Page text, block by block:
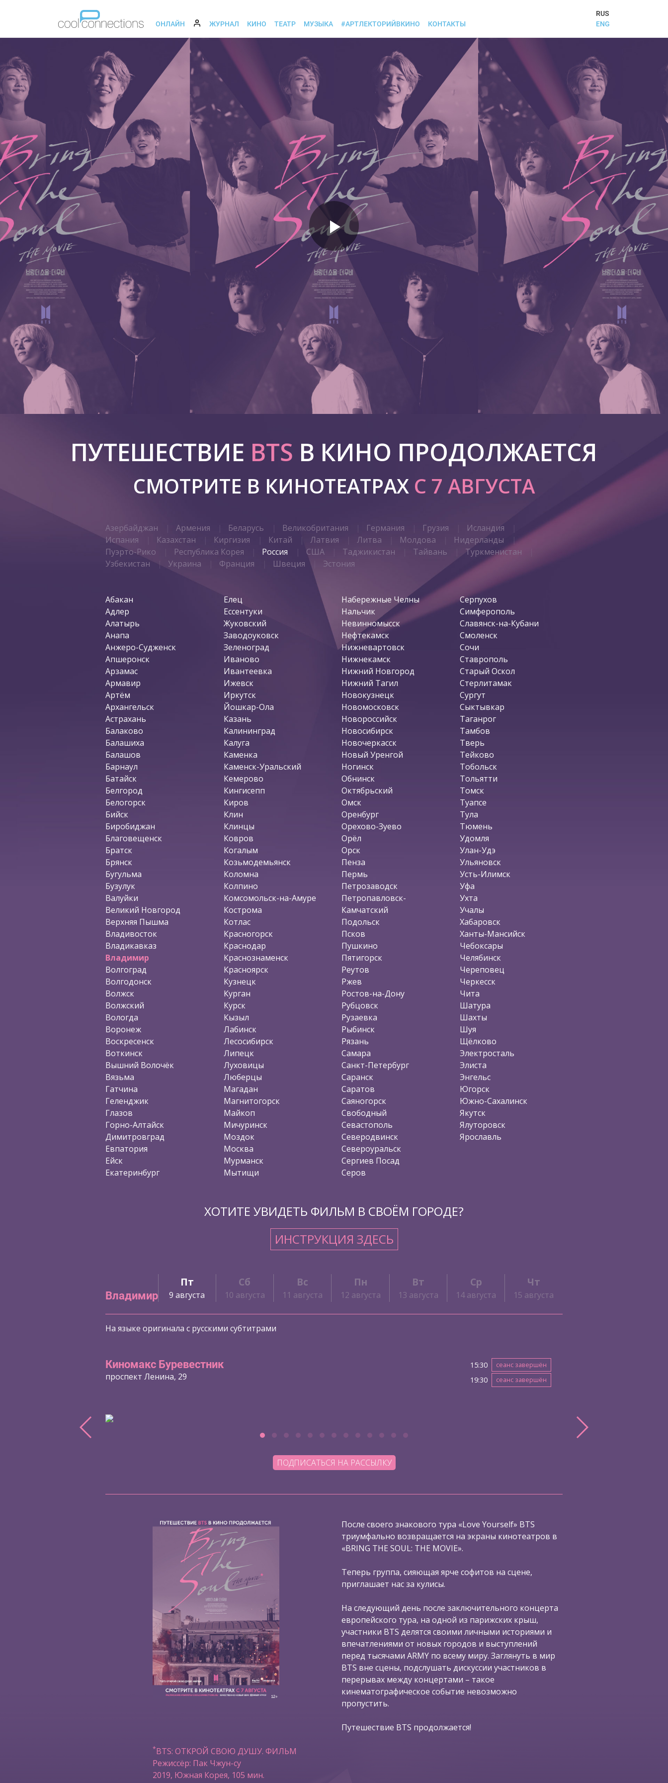
ОНЛАЙН ЖУРНАЛ КИНО ТЕАТР МУЗЫКА #АРТЛЕКТОРИЙВКИНО КОНТАКТЫ
RUS
ENG
ПУТЕШЕСТВИЕ BTS В КИНО ПРОДОЛЖАЕТСЯ
СМОТРИТЕ В КИНОТЕАТРАХ С 7 АВГУСТА
Азербайджан Армения Беларусь Великобритания Германия Грузия
Исландия
Испания
Казахстан Киргизия Китай Латвия Литва Молдова
Нидерланды
Пуэрто-Рико
Республика Корея Россия США Таджикистан Тайвань
Туркменистан
Узбекистан
Украина Франция Швеция Эстония
Абакан
Адлер
Алатырь
Анапа
Анжеро-Судженск
Апшеронск
Арзамас
Армавир
Артём
Архангельск
Астрахань
Балаково
Балашиха
Балашов
Барнаул
Батайск
Белгород
Белогорск
Бийск
Биробиджан
Благовещенск
Братск
Брянск
Бугульма
Бузулук
Валуйки
Великий Новгород
Верхняя Пышма
Владивосток
Владикавказ
Владимир
Волгоград
Волгодонск
Волжск
Волжский
Вологда
Воронеж
Воскресенск
Воткинск
Вышний Волочёк
Вязьма
Гатчина
Геленджик
Глазов
Горно-Алтайск
Димитровград
Евпатория
Ейск
Екатеринбург
Елец
Ессентуки
Жуковский
Заводоуковск
Зеленоград
Иваново
Ивантеевка
Ижевск
Иркутск
Йошкар-Ола
Казань
Калининград
Калуга
Каменка
Каменск-Уральский
Кемерово
Кингисепп
Киров
Клин
Клинцы
Ковров
Когалым
Козьмодемьянск
Коломна
Колпино
Комсомольск-на-Амуре
Кострома
Котлас
Красногорск
Краснодар
Краснознаменск
Красноярск
Кузнецк
Курган
Курск
Кызыл
Лабинск
Лесосибирск
Липецк
Луховицы
Люберцы
Магадан
Магнитогорск
Майкоп
Мичуринск
Моздок
Москва
Мурманск
Мытищи
Набережные Челны
Нальчик
Невинномысск
Нефтекамск
Нижневартовск
Нижнекамск
Нижний Новгород
Нижний Тагил
Новокузнецк
Новомосковск
Новороссийск
Новосибирск
Новочеркасск
Новый Уренгой
Ногинск
Обнинск
Октябрьский
Омск
Оренбург
Орехово-Зуево
Орёл
Орск
Пенза
Пермь
Петрозаводск
Петропавловск-
Камчатский
Подольск
Псков
Пушкино
Пятигорск
Реутов
Ржев
Ростов-на-Дону
Рубцовск
Рузаевка
Рыбинск
Рязань
Самара
Санкт-Петербург
Саранск
Саратов
Саяногорск
Свободный
Севастополь
Северодвинск
Североуральск
Сергиев Посад
Серов
Серпухов
Симферополь
Славянск-на-Кубани
Смоленск
Сочи
Ставрополь
Старый Оскол
Стерлитамак
Сургут
Сыктывкар
Таганрог
Тамбов
Тверь
Тейково
Тобольск
Тольятти
Томск
Туапсе
Тула
Тюмень
Удомля
Улан-Удэ
Ульяновск
Усть-Илимск
Уфа
Ухта
Учалы
Хабаровск
Ханты-Мансийск
Чебоксары
Челябинск
Череповец
Черкесск
Чита
Шатура
Шахты
Шуя
Щёлково
Электросталь
Элиста
Энгельс
Югорск
Южно-Сахалинск
Якутск
Ялуторовск
Ярославль
ХОТИТЕ УВИДЕТЬ ФИЛЬМ В СВОЁМ ГОРОДЕ?
ИНСТРУКЦИЯ ЗДЕСЬ
Владимир
8 августа
Пт
9 августа
Сб
10 августа
Вс
11 августа
Пн
12 августа
Вт
13 августа
Ср
14 августа
Чт
15 августа
На языке оригинала с русскими субтитрами
Киномакс Буревестник
проспект Ленина, 29
15:30 сеанс завершён
19:30 сеанс завершён
ПОДПИСАТЬСЯ НА РАССЫЛКУ
После своего знакового тура «Love Yourself» BTS
триумфально возвращается на экраны кинотеатров в
«BRING THE SOUL: THE MOVIE».
Теперь группа, сияющая ярче софитов на сцене,
приглашает нас за кулисы.
На следующий день после заключительного концерта
европейского тура, на одной из парижских крыш,
участники BTS делятся своими личными историями и
впечатлениями от новых городов и выступлений
перед тысячами ARMY по всему миру. Заглянуть в мир
BTS вне сцены, подслушать дискуссии участников в
перерывах между концертами – такое
кинематографическое событие невозможно
пропустить.
Путешествие BTS продолжается!
*BTS: ОТКРОЙ СВОЮ ДУШУ. ФИЛЬМ
Режиссёр: Пак Чжун-су
2019, Южная Корея, 105 мин.